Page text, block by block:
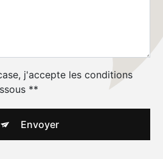
j'accepte les conditions
**
Envoyer